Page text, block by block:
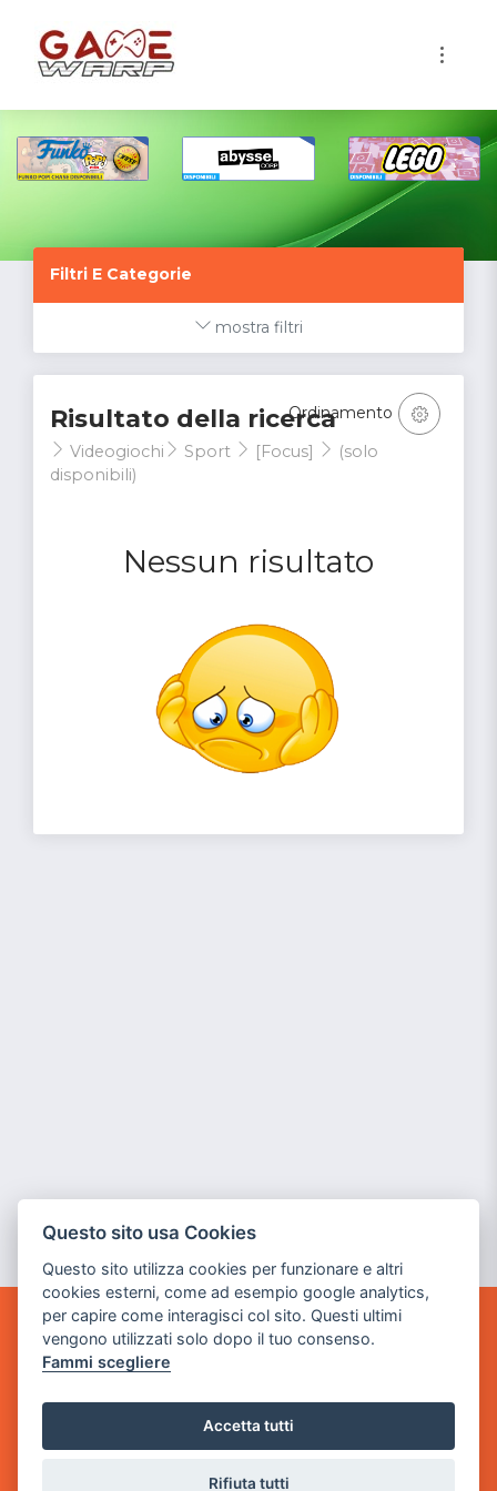
Filtri E Categorie
mostra filtri
Risultato della ricerca
Videogiochi Sport [Focus]
(solo
disponibili)
Nessun risultato
Ordinamento
GAME WARP
BY POWER GAME SRL
Sede Legale
via Villaggio dei Platani, 3
- 25014 Castenedolo, Brescia
Questo sito usa Cookies
Questo sito utilizza cookies per funzionare e altri
cookies esterni, come ad esempio google analytics,
per capire come interagisci col sito. Questi ultimi
vengono utilizzati solo dopo il tuo consenso.
Fammi scegliere
Accetta tutti
Rifiuta tutti